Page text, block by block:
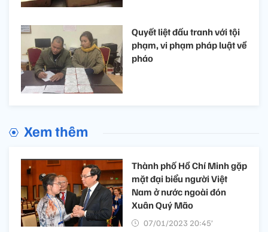
Quyết liệt đấu tranh với tội
phạm, vi phạm pháp luật về
pháo
Xem thêm
Thành phố Hồ Chí Minh gặp
mặt đại biểu người Việt
Nam ở nước ngoài đón
Xuân Quý Mão
07/01/2023 20:45’